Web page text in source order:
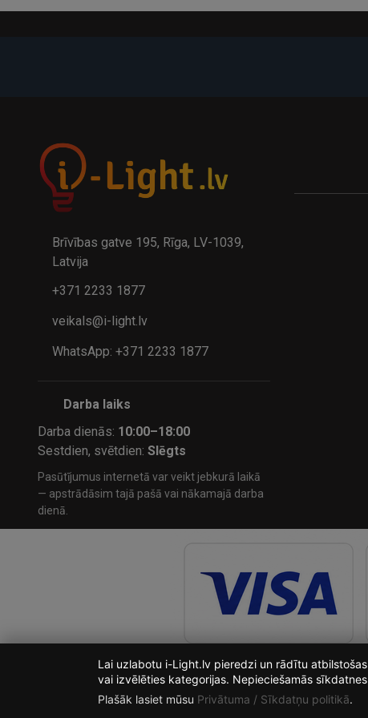
32.95€
Brīvības gatve 195, Rīga, LV-1039,
Latvija
+371 2233 1877
veikals@i-light.lv
WhatsApp: +371 2233 1877
Darba laiks
Darba dienās: 10:00–18:00
Sestdien, svētdien:Slēgts
Pasūtījumus internetā var veikt jebkurā laikā
— apstrādāsim tajā pašā vai nākamajā darba
dienā.
Lai uzlabotu i-Light.lv pieredzi un rādītu
vai izvēlēties kategorijas. Nepieciešamās
Plašāk lasiet mūsu Privātuma / Sīkdatņu politikā.